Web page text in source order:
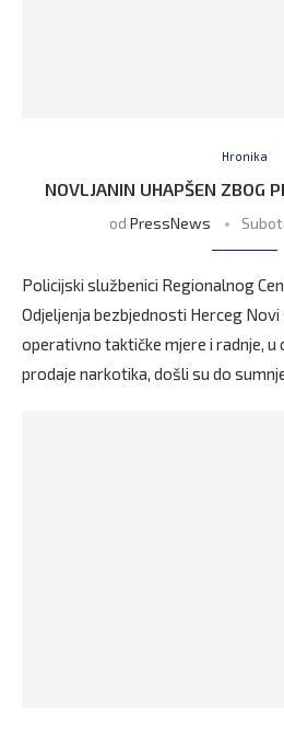
Hronika
NOVLJANIN UHAPŠEN ZBOG
od PressNews
Policijski službenici Regionalnog
Odjeljenja bezbjednosti Herceg
operativno taktičke mjere i radnje, u
prodaje narkotika, došli su do